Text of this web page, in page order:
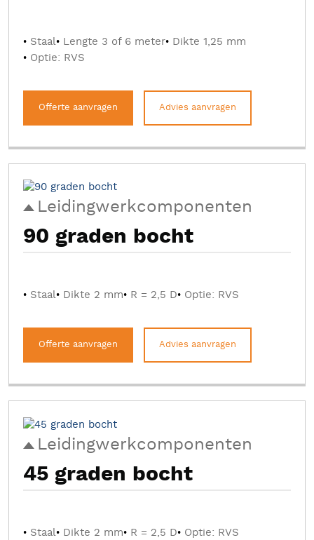
Staal Lengte 3 of 6 meter Dikte 1,25 mm
Optie: RVS
Offerte aanvragen Advies aanvragen
Leidingwerkcomponenten
90 graden bocht
Staal Dikte 2 mm R = 2,5 D Optie: RVS
Offerte aanvragen Advies aanvragen
Leidingwerkcomponenten
45 graden bocht
Staal Dikte 2 mm R = 2,5 D Optie: RVS